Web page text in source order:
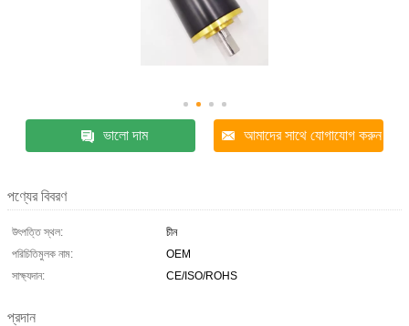
ভালো দাম আমাদের সাথে যোগাযোগ করুন
পণ্যের বিবরণ
উৎপত্তি স্থল:
চীন
পরিচিতিমুলক নাম:
OEM
সাক্ষ্যদান:
CE/ISO/ROHS
প্রদান